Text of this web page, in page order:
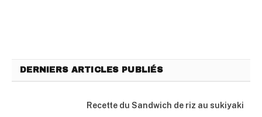
DERNIERS ARTICLES PUBLIÉS
Recette du Sandwich de riz au sukiyaki